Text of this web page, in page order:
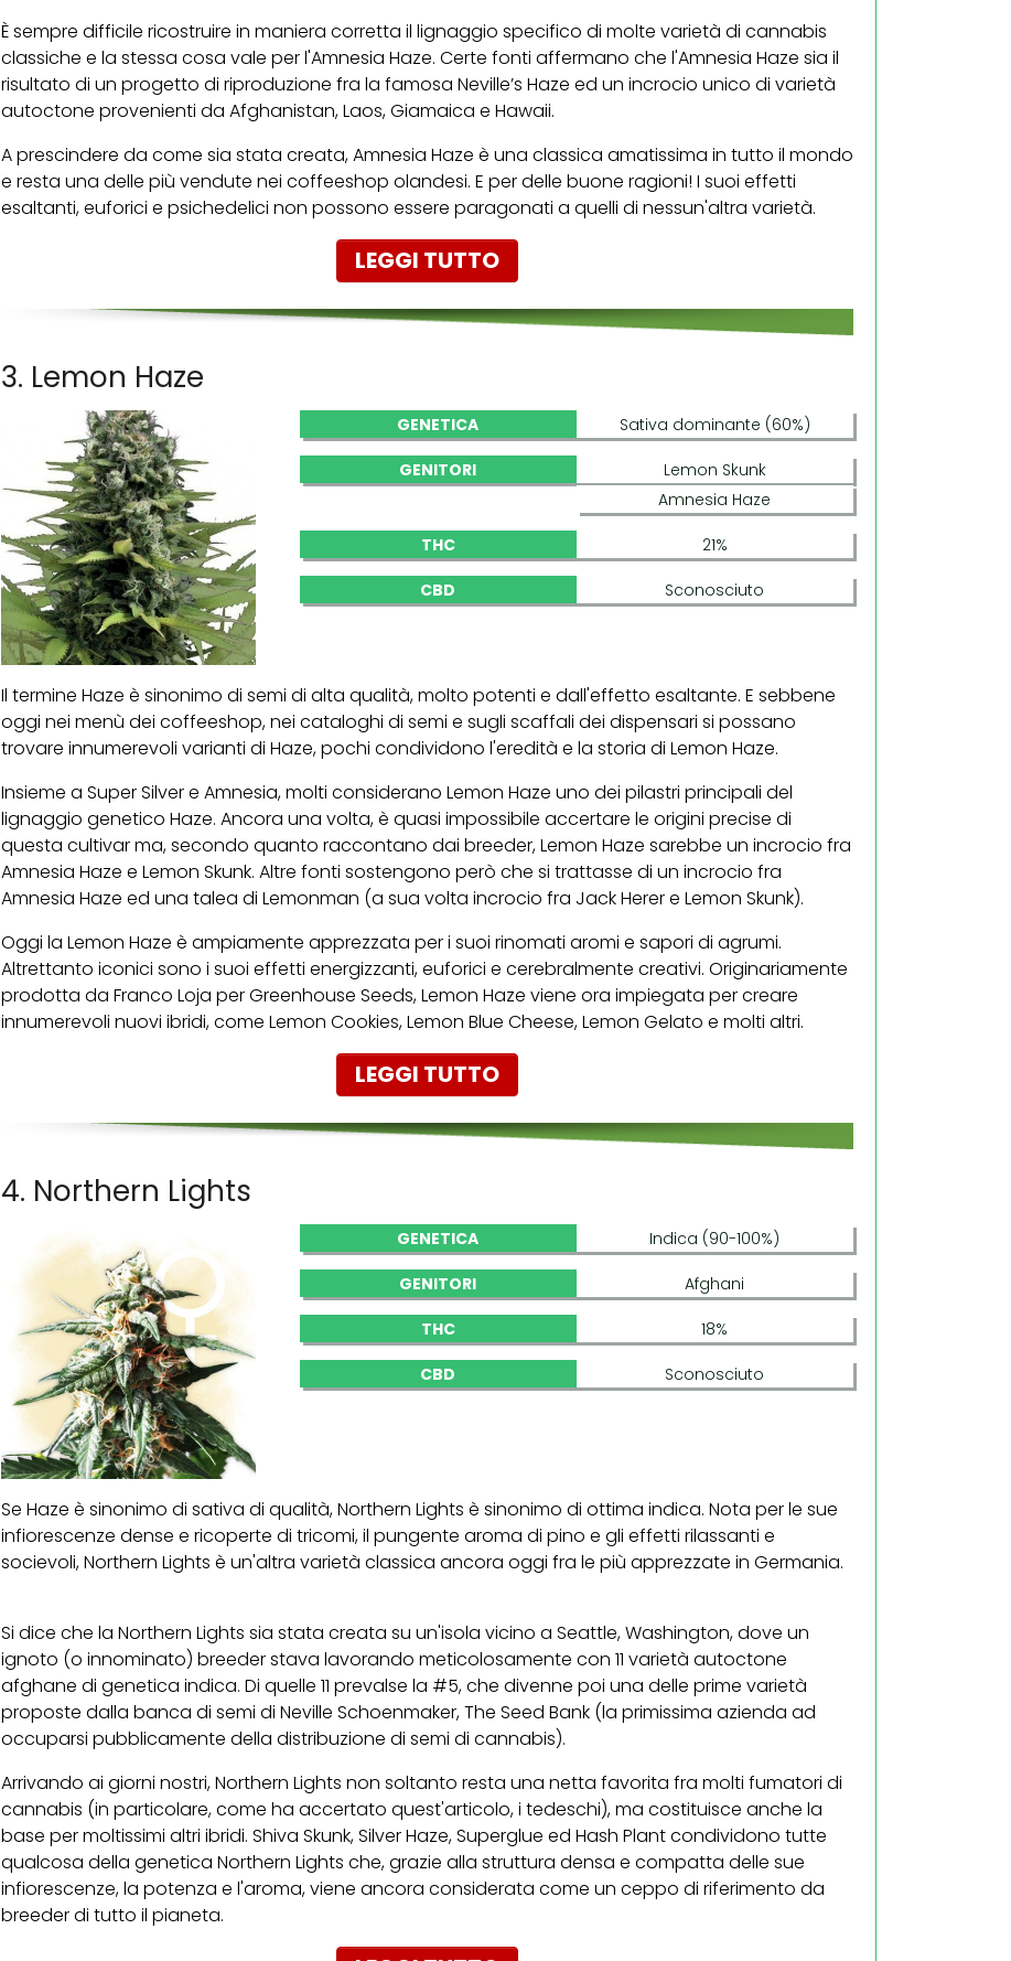
È sempre difficile ricostruire in maniera corretta il lignaggio specifico di molte varietà di cannabis
classiche e la stessa cosa vale per l'Amnesia Haze. Certe fonti affermano che l'Amnesia Haze sia il
risultato di un progetto di riproduzione fra la famosa Neville’s Haze ed un incrocio unico di varietà
autoctone provenienti da Afghanistan, Laos, Giamaica e Hawaii.
A prescindere da come sia stata creata, Amnesia Haze è una classica amatissima in tutto il mondo
e resta una delle più vendute nei coffeeshop olandesi. E per delle buone ragioni! I suoi effetti
esaltanti, euforici e psichedelici non possono essere paragonati a quelli di nessun'altra varietà.
LEGGI TUTTO
3. Lemon Haze
GENETICA Sativa dominante (60%)
GENITORI
Lemon Skunk
Amnesia Haze
THC 21%
CBD Sconosciuto
Il termine Haze è sinonimo di semi di alta qualità, molto potenti e dall'effetto esaltante. E sebbene
oggi nei menù dei coffeeshop, nei cataloghi di semi e sugli scaffali dei dispensari si possano
trovare innumerevoli varianti di Haze, pochi condividono l'eredità e la storia di Lemon Haze.
Insieme a Super Silver e Amnesia, molti considerano Lemon Haze uno dei pilastri principali del
lignaggio genetico Haze. Ancora una volta, è quasi impossibile accertare le origini precise di
questa cultivar ma, secondo quanto raccontano dai breeder, Lemon Haze sarebbe un incrocio fra
Amnesia Haze e Lemon Skunk. Altre fonti sostengono però che si trattasse di un incrocio fra
Amnesia Haze ed una talea di Lemonman (a sua volta incrocio fra Jack Herer e Lemon Skunk).
Oggi la Lemon Haze è ampiamente apprezzata per i suoi rinomati aromi e sapori di agrumi.
Altrettanto iconici sono i suoi effetti energizzanti, euforici e cerebralmente creativi. Originariamente
prodotta da Franco Loja per Greenhouse Seeds, Lemon Haze viene ora impiegata per creare
innumerevoli nuovi ibridi, come Lemon Cookies, Lemon Blue Cheese, Lemon Gelato e molti altri.
LEGGI TUTTO
4. Northern Lights
GENETICA Indica (90-100%)
GENITORI Afghani
THC 18%
CBD Sconosciuto
Se Haze è sinonimo di sativa di qualità, Northern Lights è sinonimo di ottima indica. Nota per le sue
infiorescenze dense e ricoperte di tricomi, il pungente aroma di pino e gli effetti rilassanti e
socievoli, Northern Lights è un'altra varietà classica ancora oggi fra le più apprezzate in Germania.
Si dice che la Northern Lights sia stata creata su un'isola vicino a Seattle, Washington, dove un
ignoto (o innominato) breeder stava lavorando meticolosamente con 11 varietà autoctone
afghane di genetica indica. Di quelle 11 prevalse la #5, che divenne poi una delle prime varietà
proposte dalla banca di semi di Neville Schoenmaker, The Seed Bank (la primissima azienda ad
occuparsi pubblicamente della distribuzione di semi di cannabis).
Arrivando ai giorni nostri, Northern Lights non soltanto resta una netta favorita fra molti fumatori di
cannabis (in particolare, come ha accertato quest'articolo, i tedeschi), ma costituisce anche la
base per moltissimi altri ibridi. Shiva Skunk, Silver Haze, Superglue ed Hash Plant condividono tutte
qualcosa della genetica Northern Lights che, grazie alla struttura densa e compatta delle sue
infiorescenze, la potenza e l'aroma, viene ancora considerata come un ceppo di riferimento da
breeder di tutto il pianeta.